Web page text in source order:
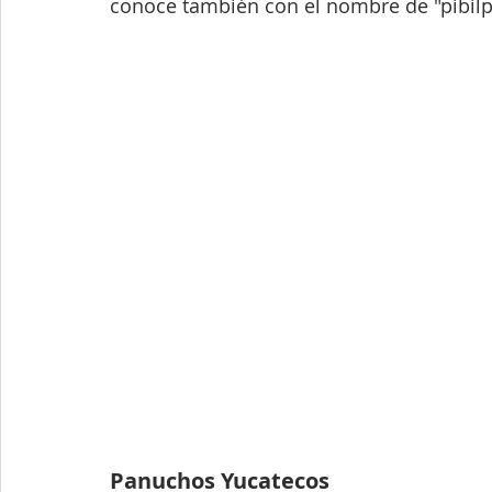
Panuchos Yucatecos